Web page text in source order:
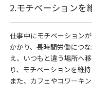
2.モチベーションを
仕事中にモチベーション
かかり、長時間労働につ
え、いつもと違う場所へ
り、モチベーションを維持
また、カフェやコワーキ